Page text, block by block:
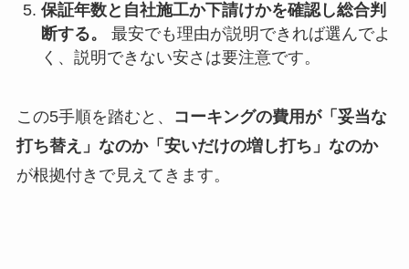
保証年数と自社施工か下請けかを確認し総合判
断する。
最安でも理由が説明できれば選んでよ
く、説明できない安さは要注意です。
この5手順を踏むと、
コーキングの費用が「妥当な
打ち替え」なのか「安いだけの増し打ち」なのか
が根拠付きで見えてきます。